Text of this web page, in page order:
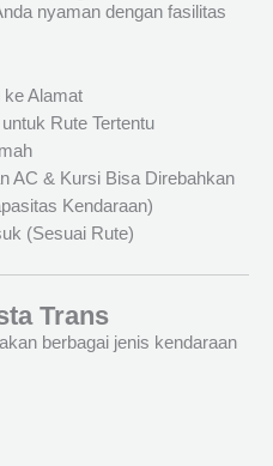
nyaman dengan fasilitas
Alamat
Rute Tertentu
AC & Kursi Bisa Direbahkan
Kendaraan)
(Sesuai Rute)
Trans
berbagai jenis kendaraan